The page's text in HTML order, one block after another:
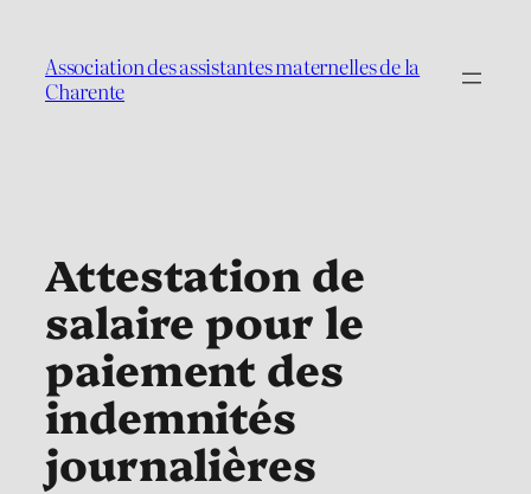
contenu
Association des assistantes maternelles de la
Charente
Attestation de
salaire pour le
paiement des
indemnités
journalières